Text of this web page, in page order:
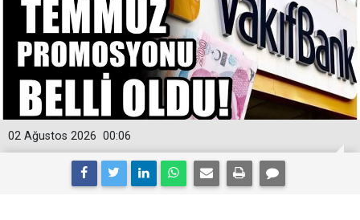
00:06
02 Ağustos 2026